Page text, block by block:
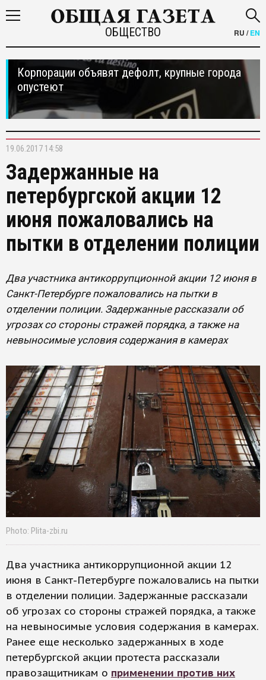
ОБЩЕСТВО RU /EN
Корпорации объявят дефолт, крупные города
опустеют
19.06.2017 14:58
Задержанные на
петербургской акции 12
июня пожаловались на
пытки в отделении полиции
Два участника антикоррупционной акции 12 июня в
Санкт-Петербурге пожаловались на пытки в
отделении полиции. Задержанные рассказали об
угрозах со стороны стражей порядка, а также на
невыносимые условия содержания в камерах
Photo: Plita-zbi.ru
Два участника антикоррупционной акции 12
июня в Санкт-Петербурге пожаловались на пытки
в отделении полиции. Задержанные рассказали
об угрозах со стороны стражей порядка, а также
на невыносимые условия содержания в камерах.
Ранее еще несколько задержанных в ходе
петербургской акции протеста рассказали
правозащитникам о применении против них